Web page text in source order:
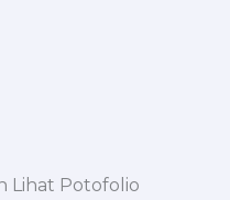
Lihat Potofolio